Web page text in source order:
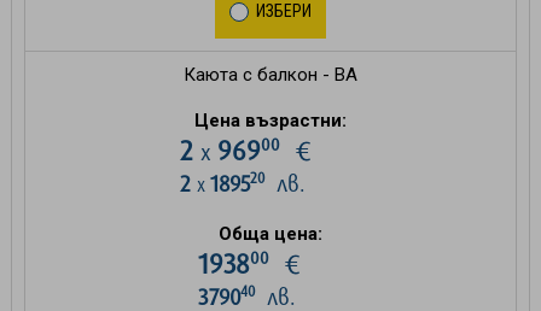
ИЗБЕРИ
Каюта с балкон - BA
Цена възрастни:
2 х 96900€
2 х 189520лв.
Обща цена:
193800€
379040лв.